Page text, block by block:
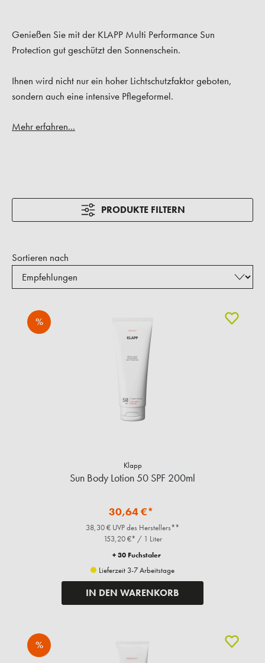
Genießen Sie mit der KLAPP Multi Performance Sun
Protection gut geschützt den Sonnenschein.
Ihnen wird nicht nur ein hoher Lichtschutzfaktor geboten,
sondern auch eine intensive Pflegeformel.
Mehr erfahren...
PRODUKTE FILTERN
Sortieren nach
%
Klapp
Sun Body Lotion 50 SPF 200ml
30,64 €*
38,30 € UVP des Herstellers**
153,20 €* / 1 Liter
+ 30 Fuchstaler
Lieferzeit 3-7 Arbeitstage
IN DEN WARENKORB
%